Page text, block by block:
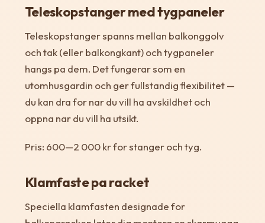
Teleskopstanger med tygpaneler
Teleskopstanger spanns mellan balkonggolv
och tak (eller balkongkant) och tygpaneler
hangs pa dem. Det fungerar som en
utomhusgardin och ger fullstandig flexibilitet —
du kan dra for nar du vill ha avskildhet och
oppna nar du vill ha utsikt.
Pris: 600—2 000 kr for stanger och tyg.
Klamfaste pa racket
Speciella klamfasten designade for